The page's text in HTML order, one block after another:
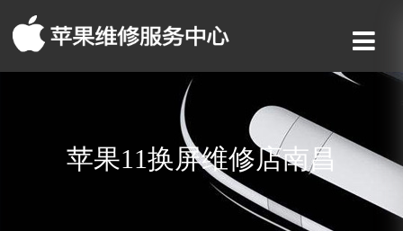
苹果11换屏维修店南昌